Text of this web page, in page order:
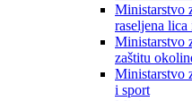
Ministarstvo
Ministarstvo
Ministarstvo
Ministarstvo
raseljena
Ministarstvo